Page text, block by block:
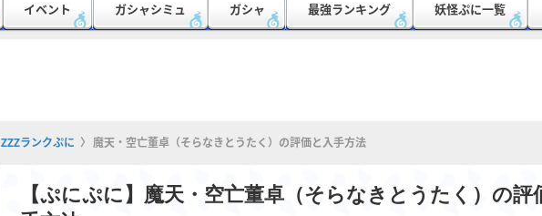
イベント ガシャシミュ ガシャ 最強ランキング 妖怪ぷに一覧
ZZZランクぷに 魔天・空亡董卓（そらなきとうたく）の評価と入手方法
【ぷにぷに】魔天・空亡董卓（そらなきとうたく）の評